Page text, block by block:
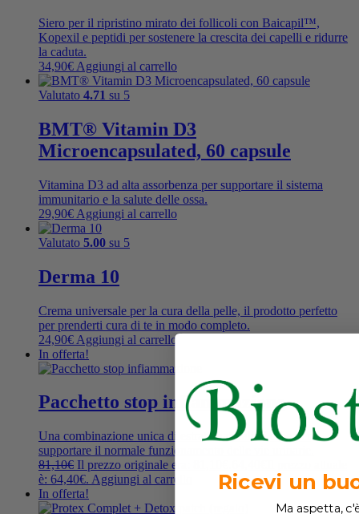
Siero per il ripristino mirato dei follicoli con Baicapil™,
Kopexil e peptidi per sostenere la crescita dei capelli e ridurre
la caduta.
34,90€ Aggiungi al carrello
Valutato 4.71 su 5
BMT® Vitamin D3
Microencapsulated, 60 capsule
Vitamina D3 ad alta assorbenza per supportare il sistema
immunitario e la salute delle ossa.
29,90€ Aggiungi al carrello
Valutato 5.00 su 5
Derma 10
Crema universale per la cura della pelle, il prodotto perfetto
per prenderti cura di te in modo completo.
24,90€ Aggiungi al carrello
In offerta!
Pacchetto stop infiammazione
Una combinazione unica di estratti naturali di erbe per
supportare il normale funzionamento delle vie urinarie.
81,10€ Il prezzo originale era: 81,10€.
è: 64,40€. Aggiungi al carrello
In offerta!
Ricevi un
Ma aspetta,